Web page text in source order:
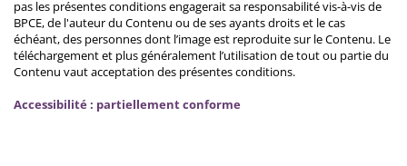
pas les présentes conditions engagerait sa responsabilité vis-à-vis de
BPCE, de l'auteur du Contenu ou de ses ayants droits et le cas
échéant, des personnes dont l’image est reproduite sur le Contenu. Le
téléchargement et plus généralement l’utilisation de tout ou partie du
Contenu vaut acceptation des présentes conditions.
Accessibilité : partiellement conforme